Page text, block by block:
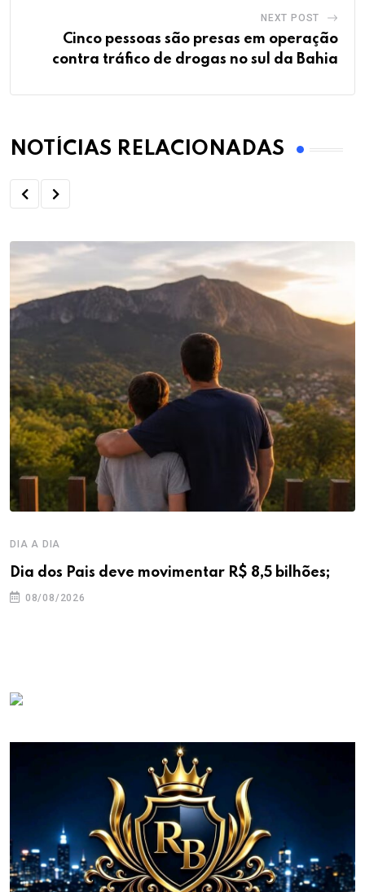
NEXT POST
Cinco pessoas são presas em operação
contra tráfico de drogas no sul da Bahia
NOTÍCIAS RELACIONADAS
DIA A DIA
Dia dos Pais deve movimentar R$ 8,5 bilhões;
08/08/2026